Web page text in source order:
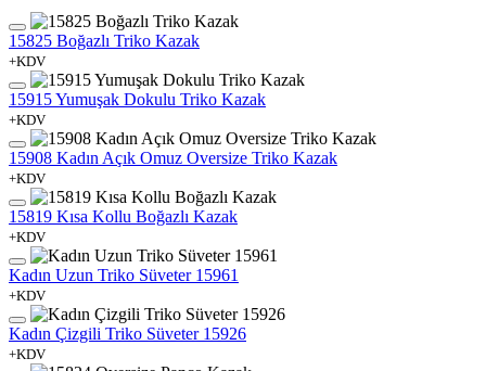
15825 Boğazlı Triko Kazak
+KDV
15915 Yumuşak Dokulu Triko Kazak
+KDV
15908 Kadın Açık Omuz Oversize Triko Kazak
+KDV
15819 Kısa Kollu Boğazlı Kazak
+KDV
Kadın Uzun Triko Süveter 15961
+KDV
Kadın Çizgili Triko Süveter 15926
+KDV